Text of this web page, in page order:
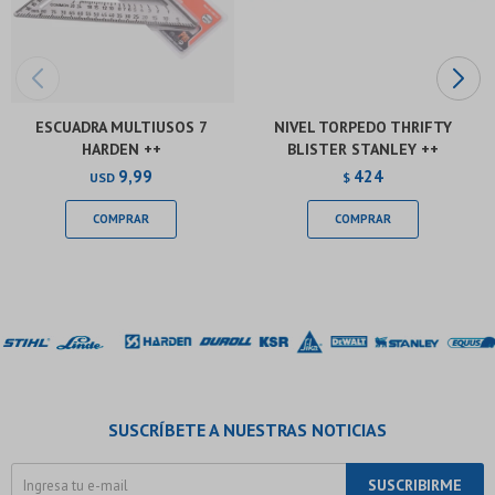
ESCUADRA MULTIUSOS 7
HARDEN ++
USD 9,99
NIVEL TORPEDO THRIFTY
BLISTER STANLEY ++
$ 424
SUSCRÍBETE A NUESTRAS NOTICIAS
SUSCRIBIRME